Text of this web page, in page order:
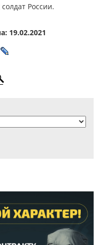
России.
19.02.2021